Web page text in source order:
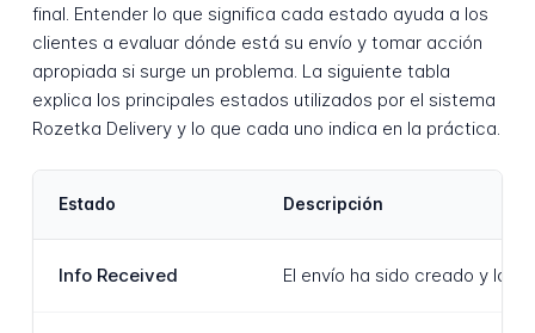
final. Entender lo que significa cada estado ayuda a los
clientes a evaluar dónde está su envío y tomar acción
apropiada si surge un problema. La siguiente tabla
explica los principales estados utilizados por el sistema
Rozetka Delivery y lo que cada uno indica en la práctica.
Estado Descripción
Info Received El envío ha sido creado y la